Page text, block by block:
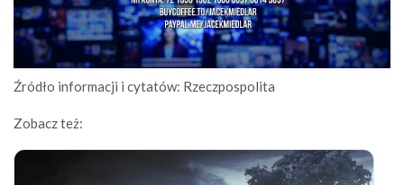
Źródło informacji i cytatów: Rzeczpospolita
Zobacz też: